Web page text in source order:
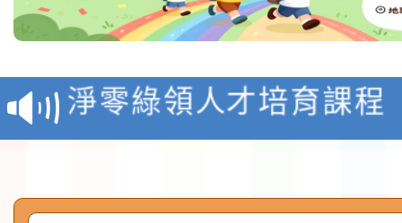
教育部校安中心白海豚
報
淨零綠領人才培育課程
檢送桃園市115學年度
及師生本土語及新住民
115年食農教育專業人